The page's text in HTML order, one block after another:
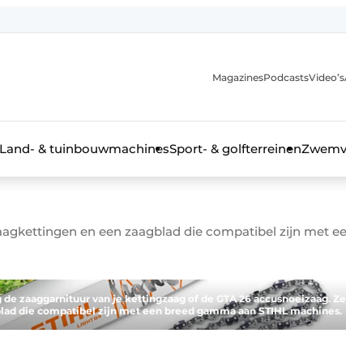
MagazinesPodcastsVideo’s
Land- & tuinbouwmachinesSport- & golfterreinen
en een zaagblad die compatibel zijn met
zaaggarnituur van je kettingzaag of de GTA 26 accusnoeizaag. Ze
die compatibel zijn met een breed gamma aan STIHL machines.